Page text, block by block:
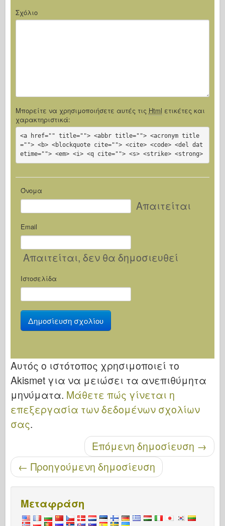
Σχόλιο
Μπορείτε να χρησιμοποιήσετε αυτές τις Html ετικέτες και
χαρακτηριστικά:
<a href="" title=""> <abbr title=""> <acronym title
=""> <b> <blockquote cite=""> <cite> <code> <del dat
etime=""> <em> <i> <q cite=""> <s> <strike> <strong>
Όνομα
Απαιτείται
Email
Απαιτείται, δεν θα δημοσιευθεί
Ιστοσελίδα
Αυτός ο ιστότοπος χρησιμοποιεί το
Akismet για να μειώσει τα ανεπιθύμητα
μηνύματα. Μάθετε πώς γίνεται η
επεξεργασία των δεδομένων σχολίων
σας.
Μετά την περιήγησηΕπόμενη δημοσίευση →
← Προηγούμενη δημοσίευση
Μεταφράση